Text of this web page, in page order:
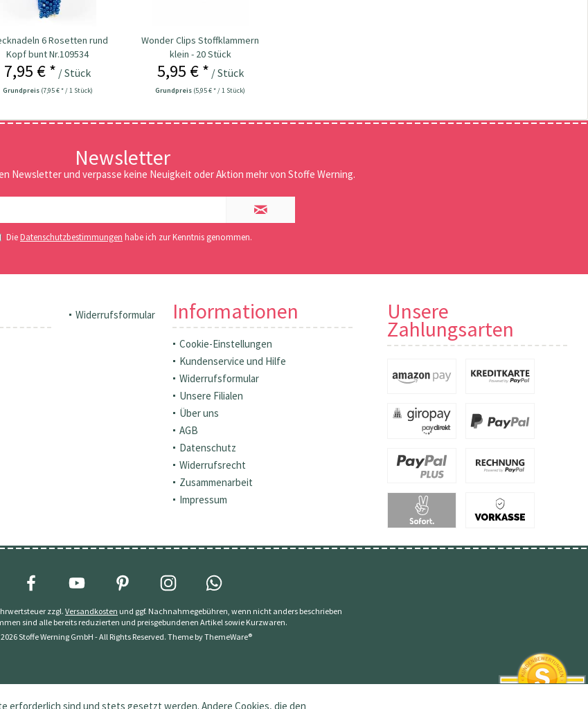
6 Rosetten rund
Kopf bunt Nr.109534
7,95 € * / Stück
Grundpreis (7,95 € * / 1 Stück)
Wonder Clips Stoffklammern
klein - 20 Stück
5,95 € * / Stück
Grundpreis (5,95 € * / 1 Stück)
Newsletter
Newsletter und verpasse keine Neuigkeit oder Aktion mehr von Stoffe Werning.
DieDatenschutzbestimmungen habe ich zur Kenntnis genommen.
Widerrufsformular Informationen
Cookie-Einstellungen
Kundenservice und Hilfe
Widerrufsformular
Unsere Filialen
Über uns
AGB
Datenschutz
Widerrufsrecht
Zusammenarbeit
Impressum
Unsere
Zahlungsarten
zzgl.Versandkosten und ggf. Nachnahmegebühren, wenn nicht anders beschrieben
sind alle bereits reduzierten und preisgebundenen Artikel sowie Kurzwaren.
Stoffe Werning GmbH - All Rights Reserved. Theme byThemeWare®
erforderlich sind und stets gesetzt werden. Andere Cookies, die den